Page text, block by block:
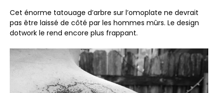
Cet énorme tatouage d’arbre sur l’omoplate ne devrait
pas être laissé de côté par les hommes mûrs. Le design
dotwork le rend encore plus frappant.